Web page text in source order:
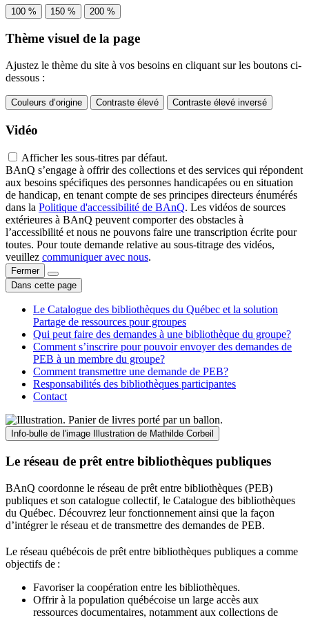
100 % 150 % 200 %
Thème visuel de la page
Ajustez le thème du site à vos besoins en cliquant sur les boutons ci-
dessous :
Couleurs d’origine Contraste élevé Contraste élevé inversé
Vidéo
Afficher les sous-titres par défaut.
BAnQ s’engage à offrir des collections et des services qui répondent
aux besoins spécifiques des personnes handicapées ou en situation
de handicap, en tenant compte de ses principes directeurs énumérés
dans la Politique d'accessibilité de BAnQ. Les vidéos de sources
extérieures à BAnQ peuvent comporter des obstacles à
l’accessibilité et nous ne pouvons faire une transcription écrite pour
toutes. Pour toute demande relative au sous-titrage des vidéos,
veuillez communiquer avec nous.
Fermer
Dans cette page
Le Catalogue des bibliothèques du Québec et la solution
Partage de ressources pour groupes
Qui peut faire des demandes à une bibliothèque du groupe?
Comment s’inscrire pour pouvoir envoyer des demandes de
PEB à un membre du groupe?
Comment transmettre une demande de PEB?
Responsabilités des bibliothèques participantes
Contact
Info-bulle de l'image Illustration de Mathilde Corbeil
Le réseau de prêt entre bibliothèques publiques
BAnQ coordonne le réseau de prêt entre bibliothèques (PEB)
publiques et son catalogue collectif, le Catalogue des bibliothèques
du Québec. Découvrez leur fonctionnement ainsi que la façon
d’intégrer le réseau et de transmettre des demandes de PEB.
Le réseau québécois de prêt entre bibliothèques publiques a comme
objectifs de :
Favoriser la coopération entre les bibliothèques.
Offrir à la population québécoise un large accès aux
ressources documentaires, notamment aux collections de